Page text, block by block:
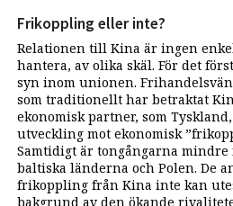
Frikoppling eller inte?
Relationen till Kina är ingen
hantera, av olika skäl. För det
syn inom unionen.
som traditionellt har betraktat
ekonomisk partner, som
utveckling mot ekonomisk
Samtidigt är tongångarna
baltiska länderna och Polen. De
frikoppling från Kina inte kan
bakgrund av den ökande